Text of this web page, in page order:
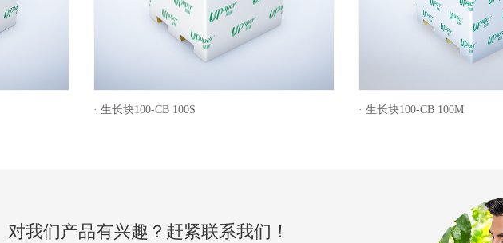
· 生长块100-CB 100S · 生长块100-CB 100M
对我们产品有兴趣？赶紧联系我们！